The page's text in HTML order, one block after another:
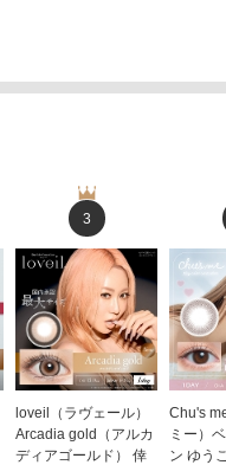
3
loveil（ラヴェール）
Arcadia gold（アルカ
ディアゴールド） 倖
Chu's
ミー）
ン ゆう